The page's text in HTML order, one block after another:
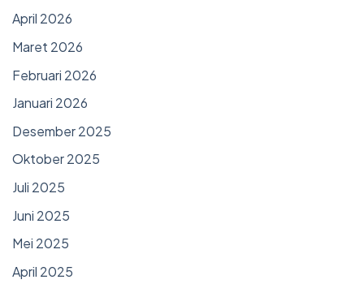
April 2026
Maret 2026
Februari 2026
Januari 2026
Desember 2025
Oktober 2025
Juli 2025
Juni 2025
Mei 2025
April 2025